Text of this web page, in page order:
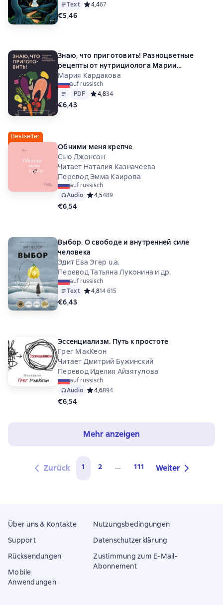
Text Средний рейтинг 4,4 на основе 67 оценок
4,467
€5,46
Знаю, что приготовить! Разноцветные
рецепты от нутрициолога Марии
Кардаковой
Мария Кардакова
auf russisch
Text
PDF
PDF Средний рейтинг 4,8 на основе 34 оценок
4,834
€6,43
Bestseller
Обними меня крепче
Сью Джонсон
Читает Наталия Казначеева
Перевод Эмма Каирова
auf russisch
Audio Средний рейтинг 4,5 на основе 489 оценок
4,5489
€6,54
Выбор. О свободе и внутренней силе
человека
Эдит Ева Эгер u.a.
Перевод Татьяна Луконина и др.
auf russisch
Text Средний рейтинг 4,8 на основе 14615 оценок
4,814 615
€6,43
Эссенциализм. Путь к простоте
Грег МакКеон
Читает Дмитрий Бужинский
Перевод Иделия Айзятулова
auf russisch
Audio Средний рейтинг 4,6 на основе 894 оценок
4,6894
€6,54
Mehr anzeigen
Zurück 1 2 ... 111 Weiter
Über uns & Kontakte
Support
Rücksendungen
Mobile
Anwendungen
Nutzungsbedingungen
Datenschutzerklärung
Zustimmung zum E-Mail-
Abonnement